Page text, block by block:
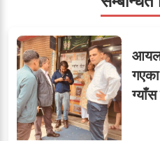
६सहसचिवमा प्रथम भएका
विजयकुमार शर्माको
टिप्स
आयल